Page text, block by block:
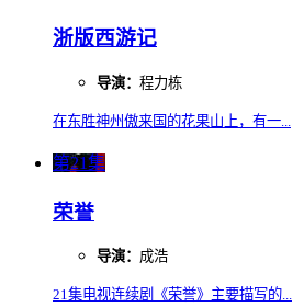
浙版西游记
导演： 程力栋
在东胜神州傲来国的花果山上，有一...
第21集
荣誉
导演： 成浩
21集电视连续剧《荣誉》主要描写的...